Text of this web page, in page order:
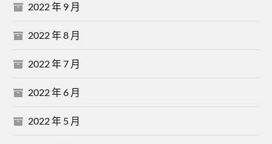
2022 年 9 月
2022 年 8 月
2022 年 7 月
2022 年 6 月
2022 年 5 月